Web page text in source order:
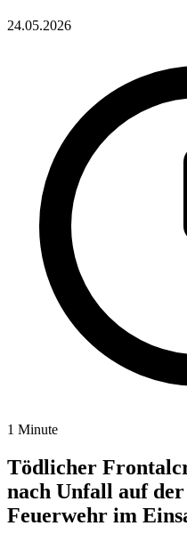
24.05.2026
1 Minute
Tödlicher
nach Unfall auf
Feuerwehr im